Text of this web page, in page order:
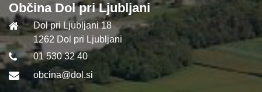
Občina Dol pri Ljubljani
Dol pri Ljubljani 18
1262 Dol pri Ljubljani
01 530 32 40
obcina@dol.si